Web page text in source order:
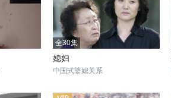
全30集
媳妇
中国式婆媳关系